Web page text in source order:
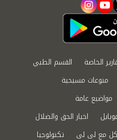
youtube
instagram
الخاصة
القسم الطبي
منوعات مسيحية
مواضيع عامة
اخبار الحق والضلال
مع لى لى تكنولوجيا